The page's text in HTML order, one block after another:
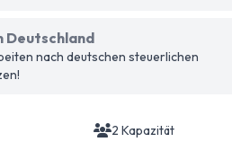
Deutschland
nach deutschen steuerlichen
2 Kapazität